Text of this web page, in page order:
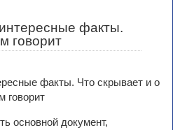
факты.
говорит
основной документ,